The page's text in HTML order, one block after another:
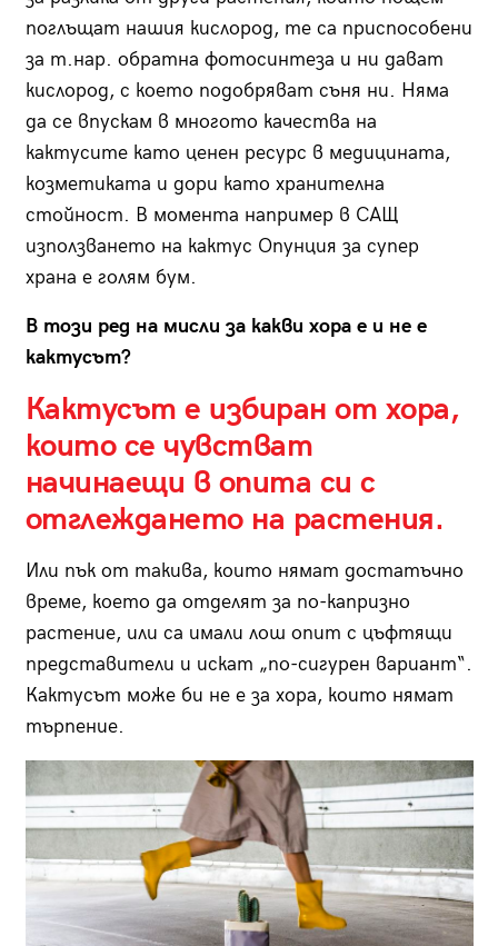
поглъщат нашия кислород, те са приспособени
за т.нар. обратна фотосинтеза и ни дават
кислород, с което подобряват съня ни. Няма
да се впускам в многото качества на
кактусите като ценен ресурс в медицината,
козметиката и дори като хранителна
стойност. В момента например в САЩ
използването на кактус Опунция за супер
храна е голям бум.
В този ред на мисли за какви хора е и не е
кактусът?
Кактусът е избиран от хора,
които се чувстват
начинаещи в опита си с
отглеждането на растения.
Или пък от такива, които нямат достатъчно
време, което да отделят за по-капризно
растение, или са имали лош опит с цъфтящи
представители и искат „по-сигурен вариант“.
Кактусът може би не е за хора, които нямат
търпение.